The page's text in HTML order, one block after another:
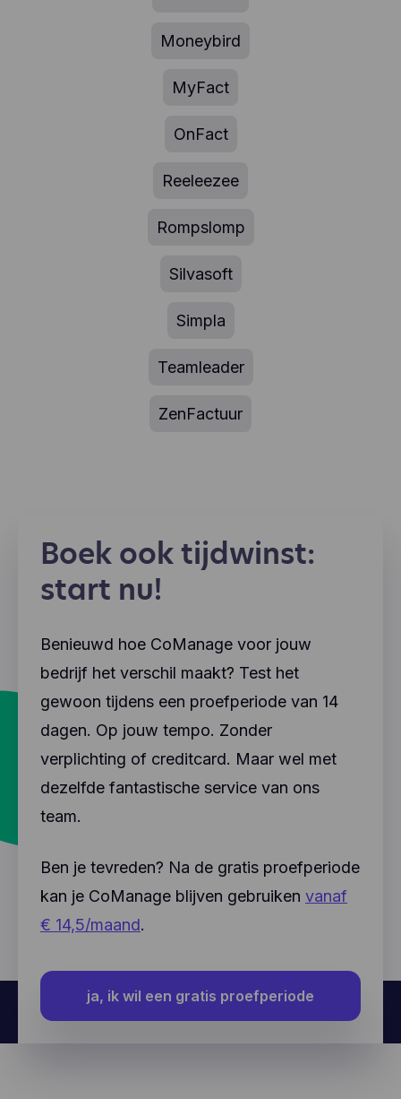
Moneybird
MyFact
OnFact
Reeleezee
Rompslomp
Silvasoft
Simpla
Teamleader
ZenFactuur
Boek ook tijdwinst:
start nu!
Benieuwd hoe CoManage voor jouw
bedrijf het verschil maakt? Test het
gewoon tijdens een proefperiode van 14
dagen. Op jouw tempo. Zonder
verplichting of creditcard. Maar wel met
dezelfde fantastische service van ons
team.
Ben je tevreden? Na de gratis proefperiode
kan je CoManage blijven gebruiken vanaf
€ 14,5/maand.
ja, ik wil een gratis proefperiode